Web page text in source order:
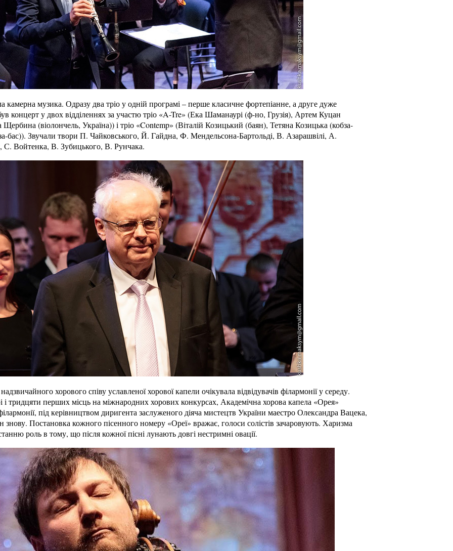
камерна музика. Одразу два тріо у одній програмі – перше класичне фортепіанне, а друге дуже
концерт у двох відділеннях за участю тріо «A-Tre» (Ека Шаманаурі (ф-но, Грузія), Артем Куцан
(віолончель, Україна)) і тріо «Contemp» (Віталій Козицький (баян), Тетяна Козицька (кобза-
бас)). Звучали твори П. Чайковського, Й. Гайдна, Ф. Мендельсона-Бартольді, В. Азарашвілі, А.
Войтенка, В. Зубицького, В. Рунчака.
хорового співу уславленої хорової капели очікувала відвідувачів філармонії у середу.
і тридцяти перших місць на міжнародних хорових конкурсах, Академічна хорова капела «Орея»
під керівництвом диригента заслуженого діяча мистецтв України маестро Олександра Вацека,
знову. Постановка кожного пісенного номеру «Ореї» вражає, голоси солістів зачаровують. Харизма
роль в тому, що після кожної пісні лунають довгі нестримні овації.